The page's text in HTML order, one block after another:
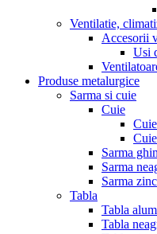
Ventilatie,
Accesorii
Usi
Produse metalurgice
Sarma si cuie
Cuie
Sarma
Sarma
Sarma
Tabla
Tabla
Tabla